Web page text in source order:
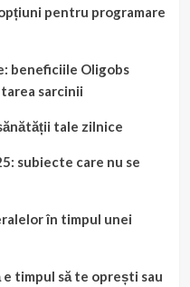
pentru programare
beneficiile Oligobs
sarcinii
tale zilnice
subiecte care nu se
în timpul unei
e timpul să te oprești sau